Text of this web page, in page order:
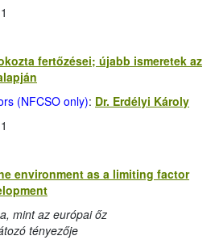
fertőzései; újabb ismeretek az
(NFCSO only): Dr. Erdélyi Károly
environment as a limiting factor
mint az európai őz
tényezője